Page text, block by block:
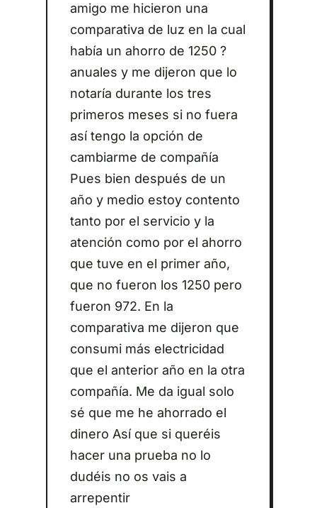
amigo me hicieron una
comparativa de luz en la cual
había un ahorro de 1250 ?
anuales y me dijeron que lo
notaría durante los tres
primeros meses si no fuera
así tengo la opción de
cambiarme de compañía
Pues bien después de un
año y medio estoy contento
tanto por el servicio y la
atención como por el ahorro
que tuve en el primer año,
que no fueron los 1250 pero
fueron 972. En la
comparativa me dijeron que
consumi más electricidad
que el anterior año en la otra
compañía. Me da igual solo
sé que me he ahorrado el
dinero Así que si queréis
hacer una prueba no lo
dudéis no os vais a
arrepentir